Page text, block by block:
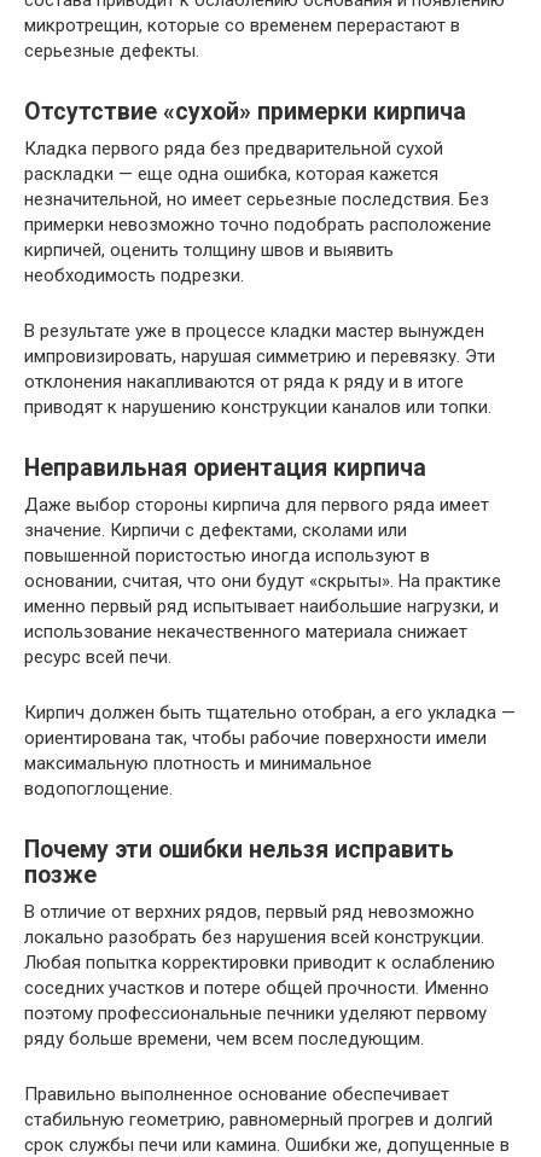
микротрещин, которые со временем перерастают в
серьезные дефекты.
Отсутствие «сухой» примерки кирпича
Кладка первого ряда без предварительной сухой
раскладки — еще одна ошибка, которая кажется
незначительной, но имеет серьезные последствия. Без
примерки невозможно точно подобрать расположение
кирпичей, оценить толщину швов и выявить
необходимость подрезки.
В результате уже в процессе кладки мастер вынужден
импровизировать, нарушая симметрию и перевязку. Эти
отклонения накапливаются от ряда к ряду и в итоге
приводят к нарушению конструкции каналов или топки.
Неправильная ориентация кирпича
Даже выбор стороны кирпича для первого ряда имеет
значение. Кирпичи с дефектами, сколами или
повышенной пористостью иногда используют в
основании, считая, что они будут «скрыты». На практике
именно первый ряд испытывает наибольшие нагрузки, и
использование некачественного материала снижает
ресурс всей печи.
Кирпич должен быть тщательно отобран, а его укладка —
ориентирована так, чтобы рабочие поверхности имели
максимальную плотность и минимальное
водопоглощение.
Почему эти ошибки нельзя исправить
позже
В отличие от верхних рядов, первый ряд невозможно
локально разобрать без нарушения всей конструкции.
Любая попытка корректировки приводит к ослаблению
соседних участков и потере общей прочности. Именно
поэтому профессиональные печники уделяют первому
ряду больше времени, чем всем последующим.
Правильно выполненное основание обеспечивает
стабильную геометрию, равномерный прогрев и долгий
срок службы печи или камина. Ошибки же, допущенные в